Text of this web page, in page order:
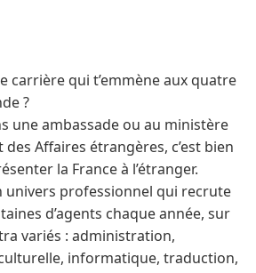
carrière qui t’emmène aux quatre
?
une ambassade ou au ministère
des Affaires étrangères, c’est bien
la France à l’étranger.
univers professionnel qui recrute
d’agents chaque année, sur
variés : administration,
informatique, traduction,